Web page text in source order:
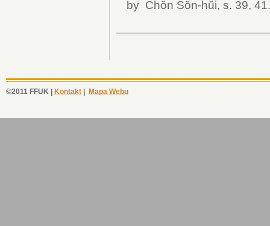
by Chŏn Sŏn-hŭi, s. 39, 41.
©2011 FFUK | Kontakt Mapa Webu